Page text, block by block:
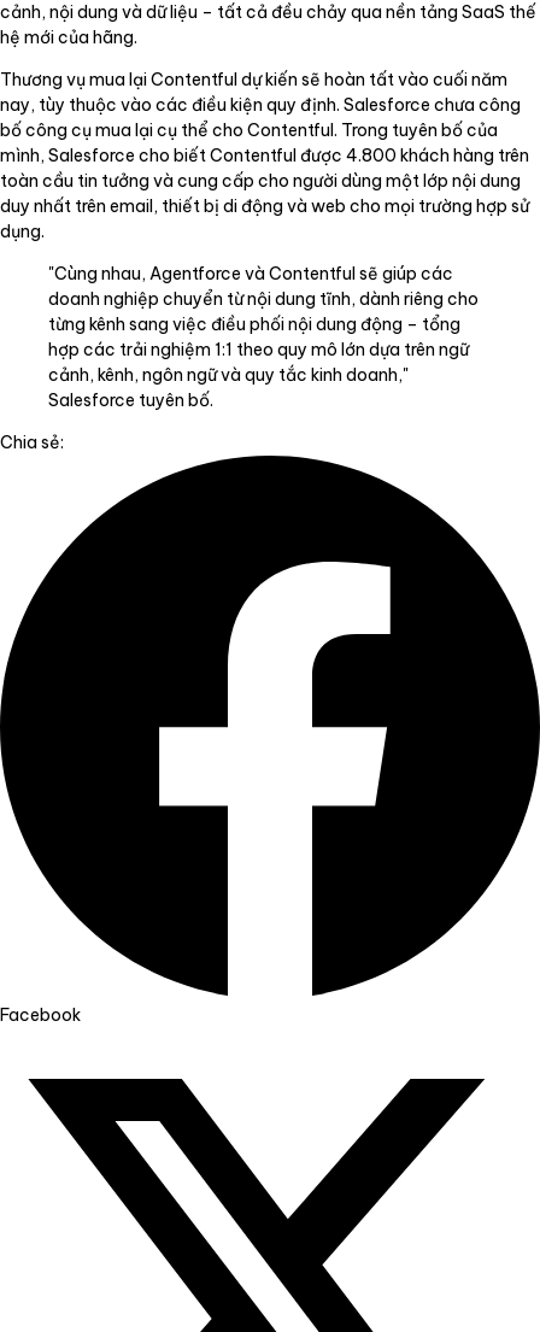
cảnh, nội dung và dữ liệu – tất cả đều chảy qua nền tảng SaaS thế
hệ mới của hãng.
Thương vụ mua lại Contentful dự kiến sẽ hoàn tất vào cuối năm
nay, tùy thuộc vào các điều kiện quy định. Salesforce chưa công
bố công cụ mua lại cụ thể cho Contentful. Trong tuyên bố của
mình, Salesforce cho biết Contentful được 4.800 khách hàng trên
toàn cầu tin tưởng và cung cấp cho người dùng một lớp nội dung
duy nhất trên email, thiết bị di động và web cho mọi trường hợp sử
dụng.
"Cùng nhau, Agentforce và Contentful sẽ giúp các
doanh nghiệp chuyển từ nội dung tĩnh, dành riêng cho
từng kênh sang việc điều phối nội dung động – tổng
hợp các trải nghiệm 1:1 theo quy mô lớn dựa trên ngữ
cảnh, kênh, ngôn ngữ và quy tắc kinh doanh,"
Salesforce tuyên bố.
Chia sẻ:
Facebook